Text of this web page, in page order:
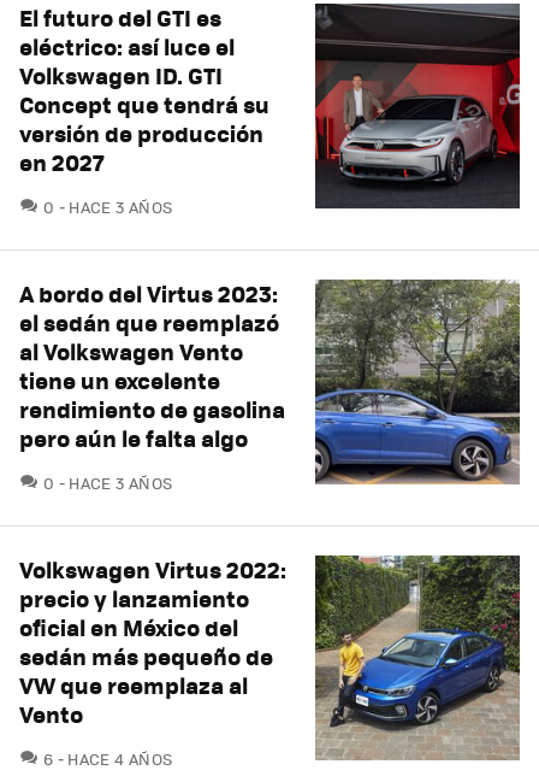
El futuro del GTI es
eléctrico: así luce el
Volkswagen ID. GTI
Concept que tendrá su
versión de producción
en 2027
0 COMENTARIOS
HACE 3 AÑOS
A bordo del Virtus 2023:
el sedán que reemplazó
al Volkswagen Vento
tiene un excelente
rendimiento de gasolina
pero aún le falta algo
0 COMENTARIOS
HACE 3 AÑOS
Volkswagen Virtus 2022:
precio y lanzamiento
oficial en México del
sedán más pequeño de
VW que reemplaza al
Vento
6 COMENTARIOS
HACE 4 AÑOS